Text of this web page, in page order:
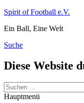
Zum
springen
Spirit of Football e.V.
Ein Ball, Eine Welt
Suche
Diese Website
Suchen
nach:
Hauptmenü